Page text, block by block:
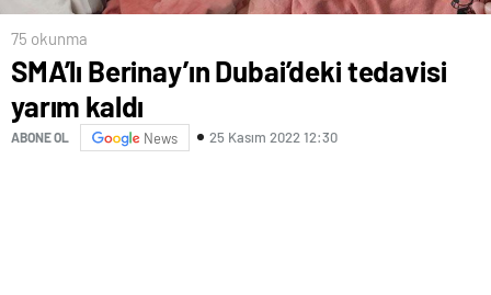
75 okunma
SMA’lı Berinay’ın Dubai’deki tedavisi
yarım kaldı
ABONE OL News 25 Kasım 2022 12:30